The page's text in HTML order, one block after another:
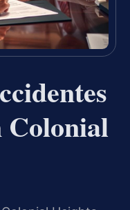
Colonial